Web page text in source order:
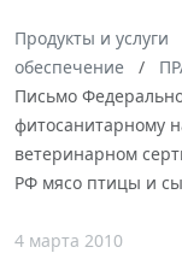
Продукты и услуги
обеспечение
Письмо
фитосанитарному
ветеринарном
РФ мясо птицы и
4 марта 2010